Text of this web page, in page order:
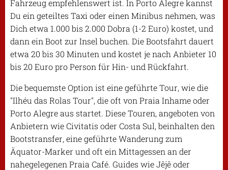
Fahrzeug empfehlenswert ist. In Porto Alegre kannst
Du ein geteiltes Taxi oder einen Minibus nehmen, was
Dich etwa 1.000 bis 2.000 Dobra (1-2 Euro) kostet, und
dann ein Boot zur Insel buchen. Die Bootsfahrt dauert
etwa 20 bis 30 Minuten und kostet je nach Anbieter 10
bis 20 Euro pro Person für Hin- und Rückfahrt.
Die bequemste Option ist eine geführte Tour, wie die
"Ilhéu das Rolas Tour", die oft von Praia Inhame oder
Porto Alegre aus startet. Diese Touren, angeboten von
Anbietern wie Civitatis oder Costa Sul, beinhalten den
Bootstransfer, eine geführte Wanderung zum
Äquator-Marker und oft ein Mittagessen an der
nahegelegenen Praia Café. Guides wie Jêjê oder